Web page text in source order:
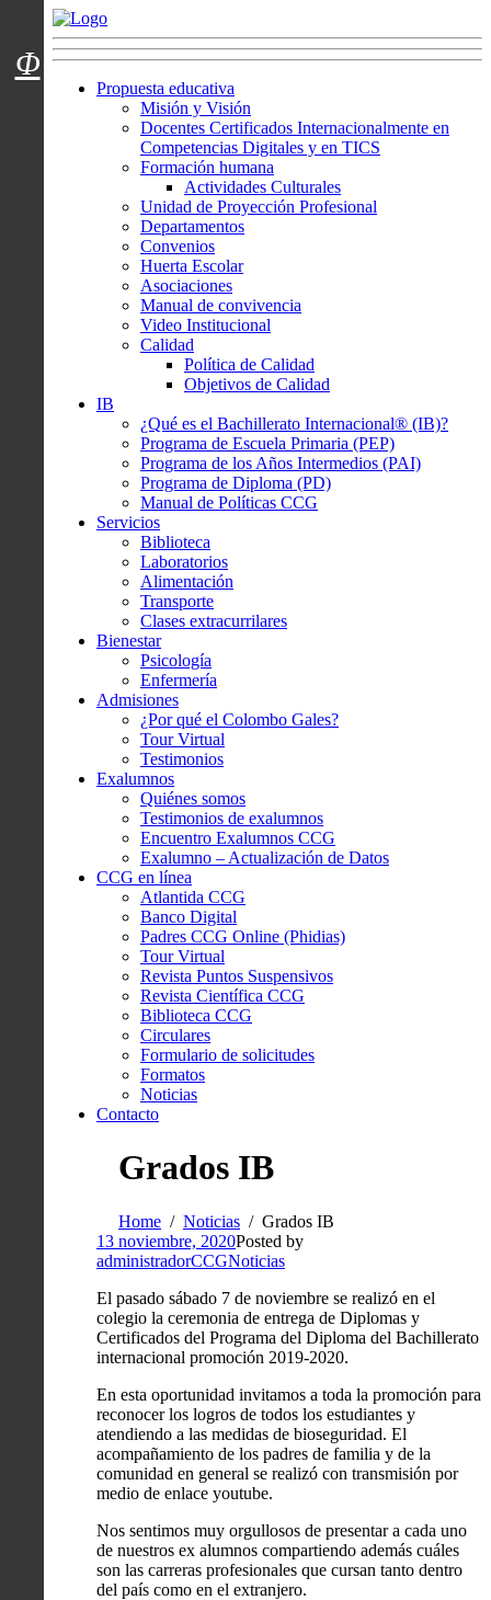
Menú usuarios
Propuesta educativa
Misión y Visión
Docentes Certificados Internacionalmente en
Competencias Digitales y en TICS
Formación humana
Actividades Culturales
Unidad de Proyección Profesional
Departamentos
Convenios
Huerta Escolar
Asociaciones
Manual de convivencia
Video Institucional
Calidad
Política de Calidad
Objetivos de Calidad
IB
¿Qué es el Bachillerato Internacional® (IB)?
Programa de Escuela Primaria (PEP)
Programa de los Años Intermedios (PAI)
Programa de Diploma (PD)
Manual de Políticas CCG
Servicios
Biblioteca
Laboratorios
Alimentación
Transporte
Clases extracurrilares
Bienestar
Psicología
Enfermería
Admisiones
¿Por qué el Colombo Gales?
Tour Virtual
Testimonios
Exalumnos
Quiénes somos
Testimonios de exalumnos
Encuentro Exalumnos CCG
Exalumno – Actualización de Datos
CCG en línea
Atlantida CCG
Banco Digital
Padres CCG Online (Phidias)
Tour Virtual
Revista Puntos Suspensivos
Revista Científica CCG
Biblioteca CCG
Circulares
Formulario de solicitudes
Formatos
Noticias
Contacto
Grados IB
Home Noticias
Grados IB
13 noviembre, 2020Posted by
administradorCCGNoticias
El pasado sábado 7 de noviembre se realizó en el
colegio la ceremonia de entrega de Diplomas y
Certificados del Programa del Diploma del Bachillerato
internacional promoción 2019-2020.
En esta oportunidad invitamos a toda la promoción para
reconocer los logros de todos los estudiantes y
atendiendo a las medidas de bioseguridad. El
acompañamiento de los padres de familia y de la
comunidad en general se realizó con transmisión por
medio de enlace youtube.
Nos sentimos muy orgullosos de presentar a cada uno
de nuestros ex alumnos compartiendo además cuáles
son las carreras profesionales que cursan tanto dentro
del país como en el extranjero.
Φ